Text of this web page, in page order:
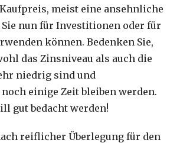
meist eine ansehnliche
Sie nun für Investitionen oder für
können. Bedenken Sie,
das Zinsniveau als auch die
niedrig sind und
einige Zeit bleiben werden.
gut bedacht werden!
reiflicher Überlegung für den